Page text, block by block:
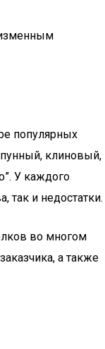
популярных
клиновый,
У каждого
так и недостатки.
во многом
а также